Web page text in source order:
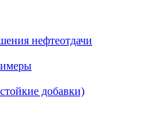
нефтеотдачи
добавки)